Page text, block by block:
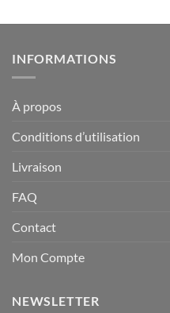
sur 5
INFORMATIONS
À propos
Conditions d’utilisation
Livraison
FAQ
Contact
Mon Compte
NEWSLETTER